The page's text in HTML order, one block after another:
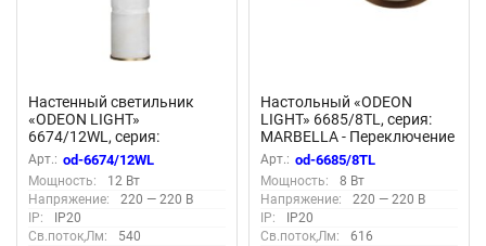
Настенный светильник
«ODEON LIGHT»
6674/12WL, серия:
MARBELLA (крепление на
планке) - Светильники из
алебастра; Переключатель
цветовой температуры
3000/4000К
Арт.: od-6674/12WL
Мощность:
12 Вт
Напряжение:
220 — 220 В
IP:
IP20
Св.поток,Лм:
540
Настольный «ODEON
LIGHT» 6685/8TL, серия:
MARBELLA - Переключение
цв. температуры на
корпусе светильника
Арт.: od-6685/8TL
Мощность:
8 Вт
Напряжение:
220 — 220 В
IP:
IP20
Св.поток,Лм:
616